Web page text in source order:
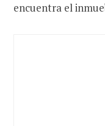
encuentra el